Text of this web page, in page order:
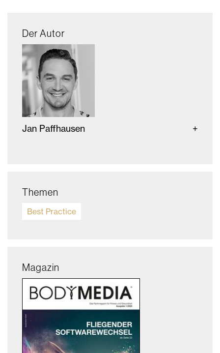
Der Autor
Jan Paffhausen
Themen
Best Practice
Magazin